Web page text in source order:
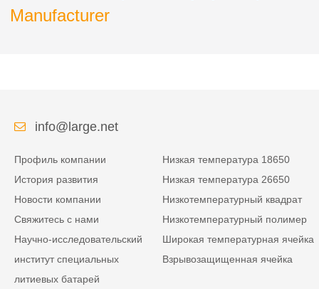
Manufacturer
info@large.net
Профиль компании
История развития
Новости компании
Свяжитесь с нами
Научно-исследовательский
институт специальных
литиевых батарей
Низкая температура 18650
Низкая температура 26650
Низкотемпературный квадрат
Низкотемпературный полимер
Широкая температурная ячейка
Взрывозащищенная ячейка